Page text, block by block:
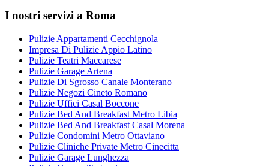
I nostri servizi a Roma
Pulizie Appartamenti Cecchignola
Impresa Di Pulizie Appio Latino
Pulizie Teatri Maccarese
Pulizie Garage Artena
Pulizie Di Sgrosso Canale Monterano
Pulizie Negozi Cineto Romano
Pulizie Uffici Casal Boccone
Pulizie Bed And Breakfast Metro Libia
Pulizie Bed And Breakfast Casal Morena
Pulizie Condomini Metro Ottaviano
Pulizie Cliniche Private Metro Cinecitta
Pulizie Garage Lunghezza